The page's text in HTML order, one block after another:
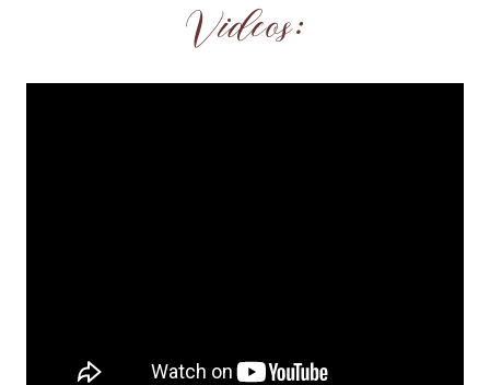
Videos: